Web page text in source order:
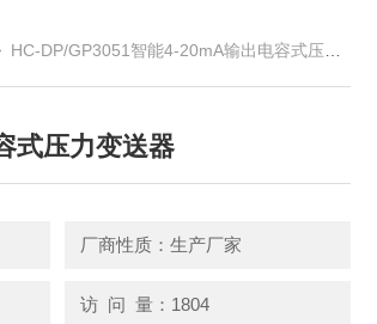
HC-DP/GP3051智能4-20mA输出电容式压力变送器
式压力变送器
厂商性质：生产厂家
访 问 量：1804